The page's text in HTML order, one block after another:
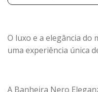
O luxo e a elegância
uma experiência única
A Banheira Nero